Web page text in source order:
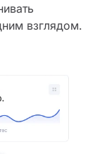
взглядом.